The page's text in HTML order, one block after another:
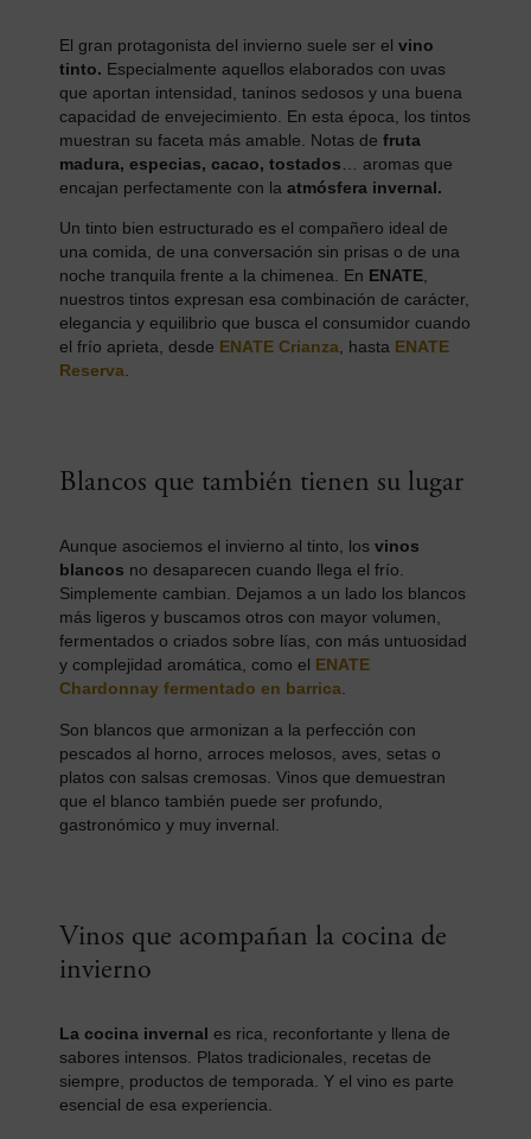
El gran protagonista del invierno suele ser el vino
tinto. Especialmente aquellos elaborados con uvas
que aportan intensidad, taninos sedosos y una buena
capacidad de envejecimiento. En esta época, los tintos
muestran su faceta más amable. Notas de fruta
madura, especias, cacao, tostados … aromas que
encajan perfectamente con la atmósfera invernal.
Un tinto bien estructurado es el compañero ideal de
una comida, de una conversación sin prisas o de una
noche tranquila frente a la chimenea. En ENATE,
nuestros tintos expresan esa combinación de carácter,
elegancia y equilibrio que busca el consumidor cuando
el frío aprieta, desde ENATE Crianza, hasta ENATE
Reserva.
Blancos que también tienen su lugar
Aunque asociemos el invierno al tinto, los vinos
blancos no desaparecen cuando llega el frío.
Simplemente cambian. Dejamos a un lado los blancos
más ligeros y buscamos otros con mayor volumen,
fermentados o criados sobre lías, con más untuosidad
y complejidad aromática, como el ENATE
Chardonnay fermentado en barrica.
Son blancos que armonizan a la perfección con
pescados al horno, arroces melosos, aves, setas o
platos con salsas cremosas. Vinos que demuestran
que el blanco también puede ser profundo,
gastronómico y muy invernal.
Vinos que acompañan la cocina de
invierno
La cocina invernal es rica, reconfortante y llena de
sabores intensos. Platos tradicionales, recetas de
siempre, productos de temporada. Y el vino es parte
esencial de esa experiencia.